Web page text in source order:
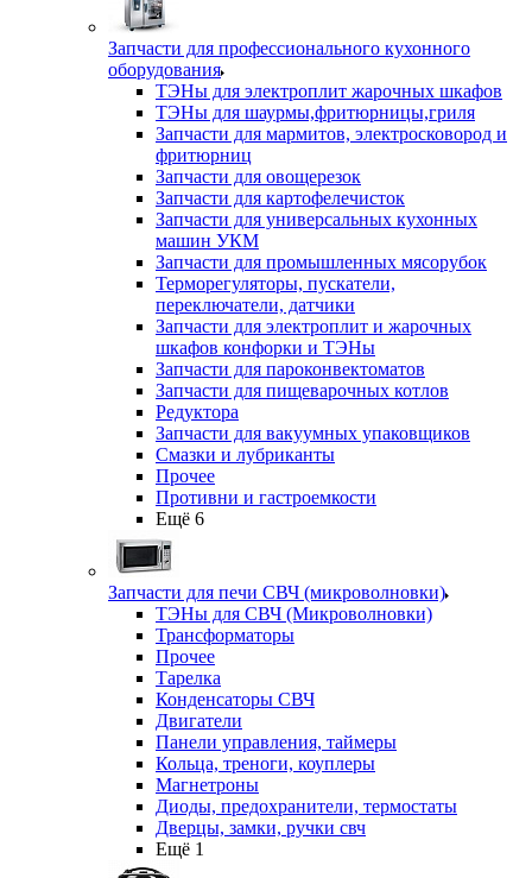
Запчасти для профессионального кухонного
оборудования
ТЭНы для электроплит жарочных шкафов
ТЭНы для шаурмы,фритюрницы,гриля
Запчасти для мармитов, электросковород и
фритюрниц
Запчасти для овощерезок
Запчасти для картофелечисток
Запчасти для универсальных кухонных
машин УКМ
Запчасти для промышленных мясорубок
Терморегуляторы, пускатели,
переключатели, датчики
Запчасти для электроплит и жарочных
шкафов конфорки и ТЭНы
Запчасти для пароконвектоматов
Запчасти для пищеварочных котлов
Редуктора
Запчасти для вакуумных упаковщиков
Смазки и лубриканты
Прочее
Противни и гастроемкости
Ещё 6
Запчасти для печи СВЧ (микроволновки)
ТЭНы для СВЧ (Микроволновки)
Трансформаторы
Прочее
Тарелка
Конденсаторы СВЧ
Двигатели
Панели управления, таймеры
Кольца, треноги, коуплеры
Магнетроны
Диоды, предохранители, термостаты
Дверцы, замки, ручки свч
Ещё 1